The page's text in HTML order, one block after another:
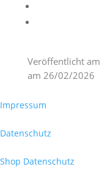
Veröffentlicht am
am 26/02/2026
Impressum
Datenschutz
Shop Datenschutz